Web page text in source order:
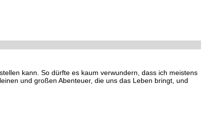
kann. So dürfte es kaum verwundern, dass ich meistens
und großen Abenteuer, die uns das Leben bringt, und